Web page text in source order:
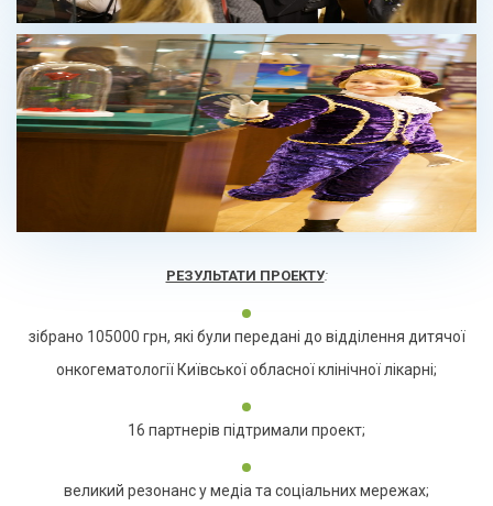
РЕЗУЛЬТАТИ ПРОЕКТУ:
зібрано 105000 грн, які були передані до відділення дитячої
онкогематології Київської обласної клінічної лікарні;
16 партнерів підтримали проект;
великий резонанс у медіа та соціальних мережах;